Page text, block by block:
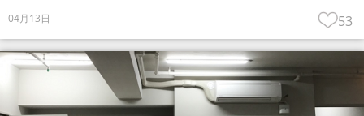
04月13日 53